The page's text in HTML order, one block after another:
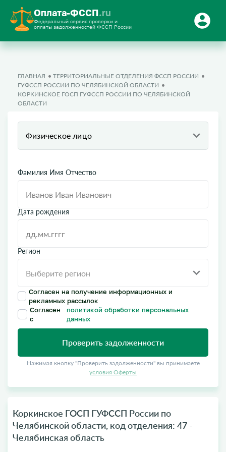
Оплата-ФССП.ru
Федеральный сервис проверки и
оплаты задолженностей ФССП России
ГЛАВНАЯ
ТЕРРИТОРИАЛЬНЫЕ ОТДЕЛЕНИЯ ФССП РОССИИ
ГУФССП РОССИИ ПО ЧЕЛЯБИНСКОЙ ОБЛАСТИ
КОРКИНСКОЕ ГОСП ГУФССП РОССИИ ПО ЧЕЛЯБИНСКОЙ
ОБЛАСТИ
Физическое лицо
Фамилия Имя Отчество
Дата рождения
Регион
Согласен на получение информационных и
рекламных рассылок
Согласен
с
политикой обработки персональных
данных
Проверить задолженности
Нажимая кнопку "Проверить задолженности" вы принимаете
условия Оферты
Коркинское ГОСП ГУФССП России по
Челябинской области, код отделения: 47 -
Челябинская область